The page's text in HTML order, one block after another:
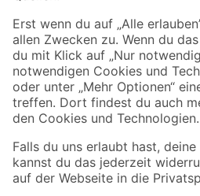
Sicher einkaufen
Jetzt die toom-App herunterladen
Alle Preisangaben in EUR inkl. gesetzl. MwSt.. Die
Umständen nicht in allen Märkten verfügbar. Die